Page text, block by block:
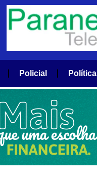
Policial Política